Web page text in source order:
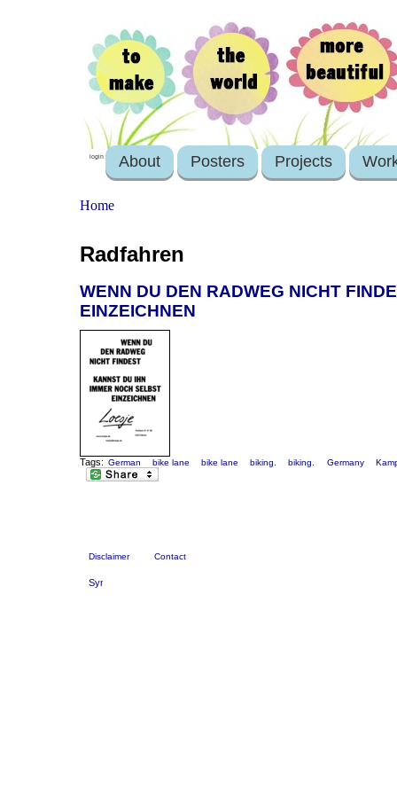
login About Posters Projects
Home
Radfahren
WENN DU DEN RADWEG NICHT
EINZEICHNEN
Tags: German bike lane bike lane biking. biking. Germany
Disclaimer Contact